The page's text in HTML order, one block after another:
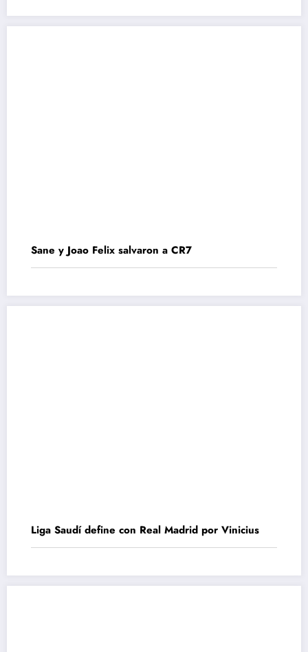
Sane y Joao Felix salvaron a CR7
Liga Saudí define con Real Madrid por Vinicius